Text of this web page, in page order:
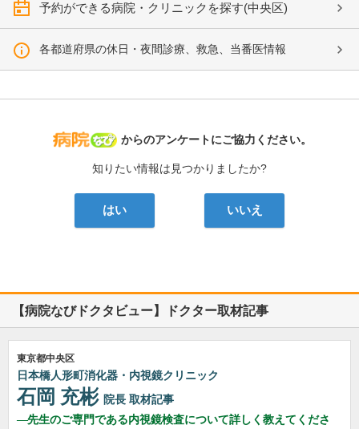
予約ができる病院・クリニックを探す(中央区)
各都道府県の休日・夜間診療、救急、当番医情報
病院なび
からのアンケートにご協力ください。
知りたい情報は見つかりましたか?
はい いいえ
【病院なびドクタビュー】ドクター取材記事
東京都中央区
日本橋人形町消化器・内視鏡クリニック
石岡 充彬 院長 取材記事
先生のご専門である内視鏡検査について詳しく教えてくださ